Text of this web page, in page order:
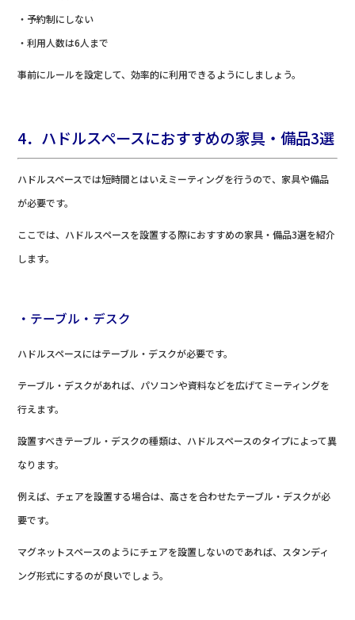
・予約制にしない
・利用人数は6人まで
事前にルールを設定して、効率的に利用できるようにしましょう。
4．ハドルスペースにおすすめの家具・備品3選
ハドルスペースでは短時間とはいえミーティングを行うので、家具や備品
が必要です。
ここでは、ハドルスペースを設置する際におすすめの家具・備品3選を紹介
します。
・テーブル・デスク
ハドルスペースにはテーブル・デスクが必要です。
テーブル・デスクがあれば、パソコンや資料などを広げてミーティングを
行えます。
設置すべきテーブル・デスクの種類は、ハドルスペースのタイプによって異
なります。
例えば、チェアを設置する場合は、高さを合わせたテーブル・デスクが必
要です。
マグネットスペースのようにチェアを設置しないのであれば、スタンディ
ング形式にするのが良いでしょう。